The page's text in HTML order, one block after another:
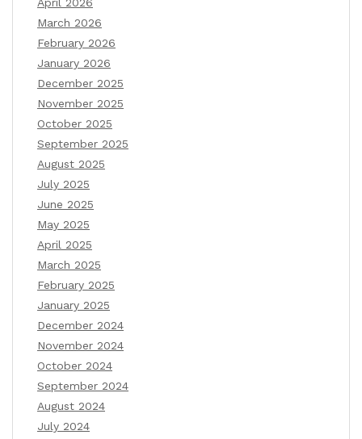
April 2026
March 2026
February 2026
January 2026
December 2025
November 2025
October 2025
September 2025
August 2025
July 2025
June 2025
May 2025
April 2025
March 2025
February 2025
January 2025
December 2024
November 2024
October 2024
September 2024
August 2024
July 2024